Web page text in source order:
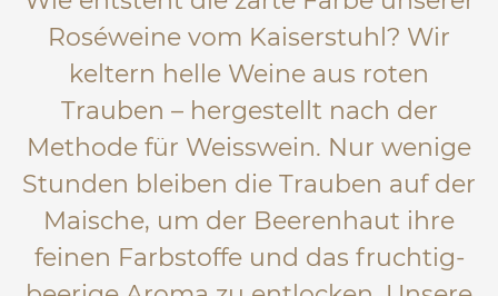
Roséweine vom Kaiserstuhl? Wir
keltern helle Weine aus roten
Trauben – hergestellt nach der
Methode für Weisswein. Nur wenige
Stunden bleiben die Trauben auf der
Maische, um der Beerenhaut ihre
feinen Farbstoffe und das fruchtig-